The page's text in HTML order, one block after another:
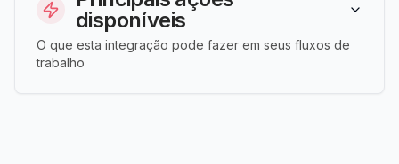
disponíveis
O que esta integração pode fazer em seus fluxos de
trabalho